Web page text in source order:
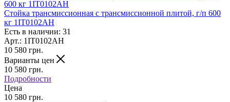
Стойка трансмиссионная c трансмиссионной плитой, г/п 600
кг 1IT0102AH
Есть в наличии: 31
Арт.: 1IT0102AH
10 580 грн.
Варианты цен
10 580 грн.
Подробности
Цена
10 580 грн.